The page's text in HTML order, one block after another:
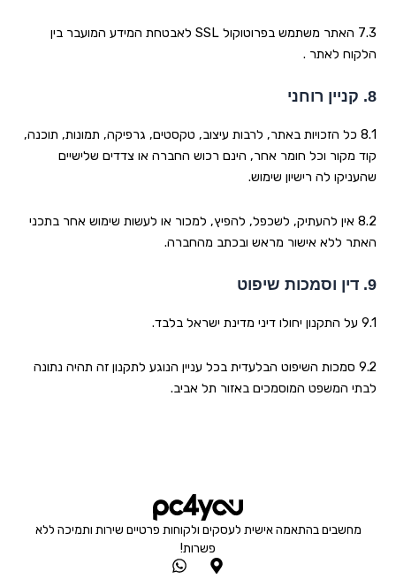
7.3 האתר משתמש בפרוטוקול SSL
לאבטחת המידע המועבר בין
הלקוח לאתר .
8. קניין רוחני
8.1 כל הזכויות באתר, לרבות עיצוב, טקסטים, גרפיקה, תמונות, תוכנה,
קוד מקור וכל חומר אחר, הינם רכוש החברה או צדדים שלישיים
שהעניקו לה רישיון שימוש.
8.2 אין להעתיק, לשכפל, להפיץ, למכור או לעשות שימוש אחר בתכני
האתר ללא אישור מראש ובכתב מהחברה.
9. דין וסמכות שיפוט
9.1 על התקנון יחולו דיני מדינת ישראל בלבד .
9.2 סמכות השיפוט הבלעדית בכל עניין הנוגע לתקנון זה תהיה נתונה
לבתי המשפט המוסמכים באזור תל אביב.
מחשבים בהתאמה אישית לעסקים ולקוחות פרטיים שירות ותמיכה ללא
פשרות!
M
W